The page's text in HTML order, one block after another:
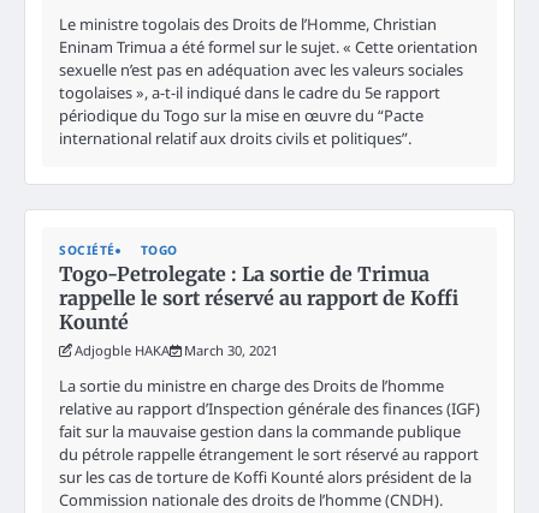
Le ministre togolais des Droits de l’Homme, Christian
Eninam Trimua a été formel sur le sujet. « Cette orientation
sexuelle n’est pas en adéquation avec les valeurs sociales
togolaises », a-t-il indiqué dans le cadre du 5e rapport
périodique du Togo sur la mise en œuvre du “Pacte
international relatif aux droits civils et politiques”.
SOCIÉTÉ TOGO
Togo-Petrolegate : La sortie de Trimua
rappelle le sort réservé au rapport de Koffi
Kounté
Adjogble HAKA March 30, 2021
La sortie du ministre en charge des Droits de l’homme
relative au rapport d’Inspection générale des finances (IGF)
fait sur la mauvaise gestion dans la commande publique
du pétrole rappelle étrangement le sort réservé au rapport
sur les cas de torture de Koffi Kounté alors président de la
Commission nationale des droits de l’homme (CNDH).